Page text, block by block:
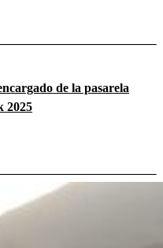
de la pasarela
2025